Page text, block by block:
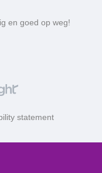
en goed op weg!
statement